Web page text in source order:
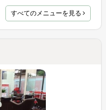
すべてのメニューを見る